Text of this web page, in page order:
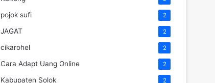
pojok sufi 2
JAGAT 2
cikarohel 2
Cara Adapt Uang Online 2
Kabupaten Solok 2